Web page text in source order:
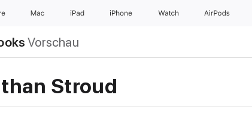
Mac iPad iPhone Watch AirPods
Vorschau
Stroud